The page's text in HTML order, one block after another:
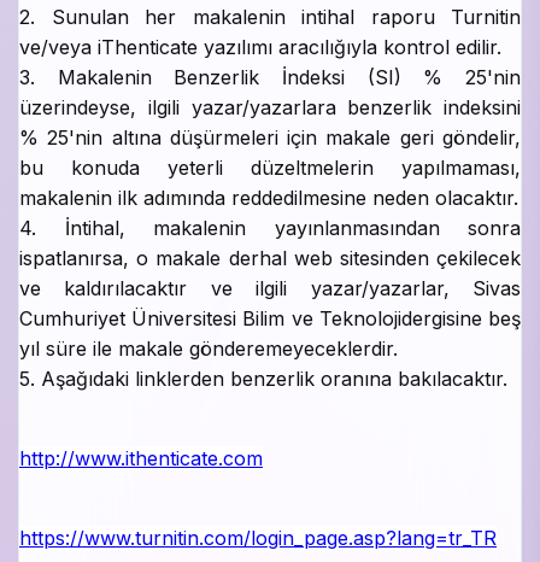
2. Sunulan her makalenin intihal raporu Turnitin
ve/veya iThenticate yazılımı aracılığıyla kontrol edilir.
3. Makalenin Benzerlik İndeksi (SI) % 25'nin
üzerindeyse, ilgili yazar/yazarlara benzerlik indeksini
% 25'nin altına düşürmeleri için makale geri göndelir,
bu konuda yeterli düzeltmelerin yapılmaması,
makalenin ilk adımında reddedilmesine neden olacaktır.
4. İntihal, makalenin yayınlanmasından sonra
ispatlanırsa, o makale derhal web sitesinden çekilecek
ve kaldırılacaktır ve ilgili yazar/yazarlar, Sivas
Cumhuriyet Üniversitesi Bilim ve Teknolojidergisine beş
yıl süre ile makale gönderemeyeceklerdir.
5. Aşağıdaki linklerden benzerlik oranına bakılacaktır.
http://www.ithenticate.com
https://www.turnitin.com/login_page.asp?lang=tr_TR